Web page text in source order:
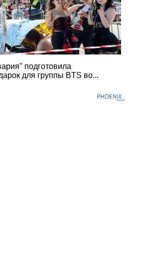
подготовила
для группы BTS во...